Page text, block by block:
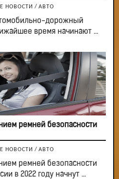
НОВОСТИ / АВТО
дорожный
время начинают ...
ремней безопасности
НОВОСТИ / АВТО
ремней безопасности
в 2022 году начнут ...